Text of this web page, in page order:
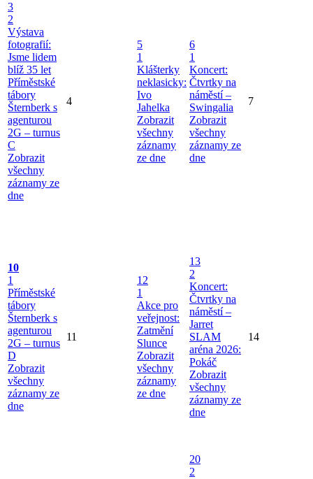
3
2
Výstava
fotografií:
Jsme lidem
blíž 35 let
Příměstské
tábory
Šternberk s
agenturou
2G – turnus
C
Zobrazit
všechny
záznamy ze
dne
4
5
1
Klášterky
neklasicky:
Ivo
Jahelka
Zobrazit
všechny
záznamy
ze dne
6
1
Koncert:
Čtvrtky na
náměstí –
Swingalia
Zobrazit
všechny
záznamy ze
dne
7
10
1
Příměstské
tábory
Šternberk s
agenturou
2G – turnus
D
Zobrazit
všechny
záznamy ze
dne
11
12
1
Akce pro
veřejnost:
Zatmění
Slunce
Zobrazit
všechny
záznamy
ze dne
13
2
Koncert:
Čtvrtky na
náměstí –
Jarret
SLAM
aréna 2026:
Pokáč
Zobrazit
všechny
záznamy ze
dne
14
20
2